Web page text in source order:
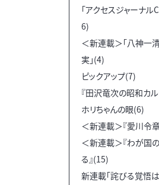
「アクセスジャーナル
6)
＜新連載＞「八神一
実」(4)
ピックアップ(7)
『田沢竜次の昭和カ
ホリちゃんの眼(6)
＜新連載＞『愛川令
＜新連載＞『わが国
る』(15)
新連載「詫びる覚悟